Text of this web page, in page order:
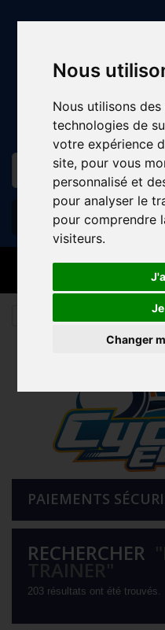
Nous
Nous utilisons
technologies de
votre expérience
site, pour vous
personnalisé et
pour analyser le
pour comprendre
visiteurs.
Changer
Panier (vide)
MENU
PAIEMENTS
RECHERCHER
TRAINER"
203 résultats ont été trouvés.